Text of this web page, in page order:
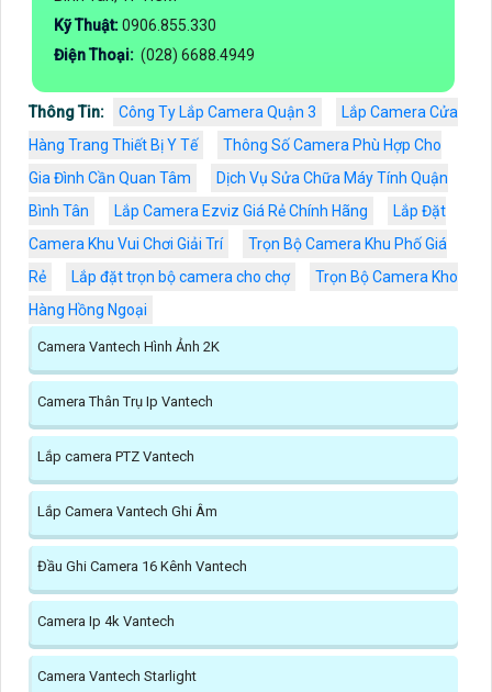
Kỹ Thuật:0906.855.330
Điện Thoại: (028) 6688.4949
Thông Tin: Công Ty Lắp Camera Quận 3
Lắp Camera Cửa
Hàng Trang Thiết Bị Y Tế
Thông Số Camera Phù Hợp Cho
Gia Đình Cần Quan Tâm
Dịch Vụ Sửa Chữa Máy Tính Quận
Bình Tân
Lắp Camera Ezviz Giá Rẻ Chính Hãng
Lắp Đặt
Camera Khu Vui Chơi Giải Trí
Trọn Bộ Camera Khu Phố Giá
Rẻ
Lắp đặt trọn bộ camera cho chợ
Trọn Bộ Camera Kho
Hàng Hồng Ngoại
Camera Vantech Hình Ảnh 2K
Camera Thân Trụ Ip Vantech
Lắp camera PTZ Vantech
Lắp Camera Vantech Ghi Âm
Đầu Ghi Camera 16 Kênh Vantech
Camera Ip 4k Vantech
Camera Vantech Starlight